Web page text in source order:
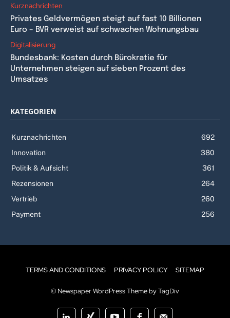
Kurznachrichten
Privates Geldvermögen steigt auf fast 10 Billionen
Euro – BVR verweist auf schwachen Wohnungsbau
Digitalisierung
Bundesbank: Kosten durch Bürokratie für
Unternehmen steigen auf sieben Prozent des
Umsatzes
KATEGORIEN
Kurznachrichten
692
Innovation
380
Politik & Aufsicht
361
Rezensionen
264
Vertrieb
260
Payment
256
TERMS AND CONDITIONS PRIVACY POLICY SITEMAP
© Newspaper WordPress Theme by TagDiv